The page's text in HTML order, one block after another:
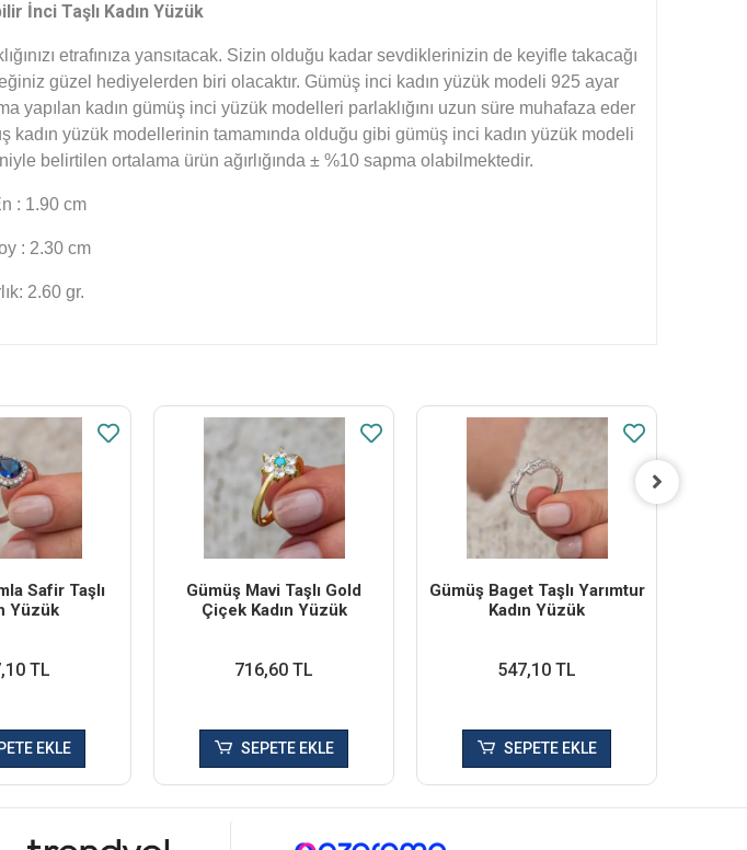
İnci Taşlı Kadın Yüzük
etrafınıza yansıtacak. Sizin olduğu kadar sevdiklerinizin de keyifle takacağı
güzel hediyelerden biri olacaktır. Gümüş inci kadın yüzük modeli 925 ayar
yapılan kadın gümüş inci yüzük modelleri parlaklığını uzun süre muhafaza eder
yüzük modellerinin tamamında olduğu gibi gümüş inci kadın yüzük modeli
belirtilen ortalama ürün ağırlığında ± %10 sapma olabilmektedir.
: 1.90 cm
: 2.30 cm
2.60 gr.
Safir Taşlı
Yüzük
TL
EKLE
Gümüş Mavi Taşlı Gold
Çiçek Kadın Yüzük
716,60 TL
SEPETE EKLE
Gümüş Baget Taşlı Yarımtur
Kadın Yüzük
547,10 TL
SEPETE EKLE